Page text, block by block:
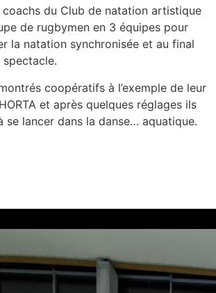
coachs du Club de natation artistique
de rugbymen en 3 équipes pour
la natation synchronisée et au final
coopératifs à l’exemple de leur
et après quelques réglages ils
se lancer dans la danse… aquatique.